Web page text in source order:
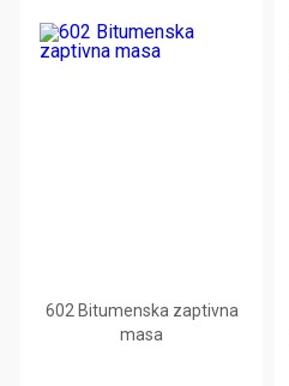
602 Bitumenska zaptivna
masa